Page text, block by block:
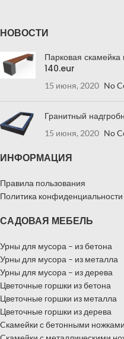
НОВОСТИ
Парковая
140.eur
15 июня, 2020 No
Гранитный
15 июня, 2020 No
ИНФОРМАЦИЯ
Правила пользования
Политика конфиденциальности
САДОВАЯ МЕБЕЛЬ
Урны для мусора – из бетона
Урны для мусора – из металла
Урны для мусора – из дерева
Цветочные горшки из бетона
Цветочные горшки из металла
Цветочные горшки из дерева
Cкамейки с бетонными ножками